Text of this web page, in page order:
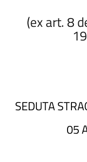
(ex art. 8
SEDUTA
05